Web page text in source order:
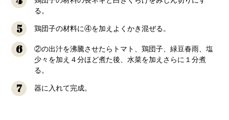
る。
5 鶏団子の材料に④を加えよくかき混ぜる。
6
②の出汁を沸騰させたらトマト、鶏団子、緑豆春雨、塩
少々を加え４分ほど煮た後、水菜を加えさらに１分煮
る。
7 器に入れて完成。